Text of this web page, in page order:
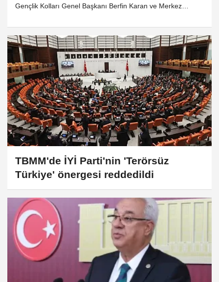
Gençlik Kolları Genel Başkanı Berfin Karan ve Merkez
TBMM'de İYİ Parti'nin 'Terörsüz
Türkiye' önergesi reddedildi